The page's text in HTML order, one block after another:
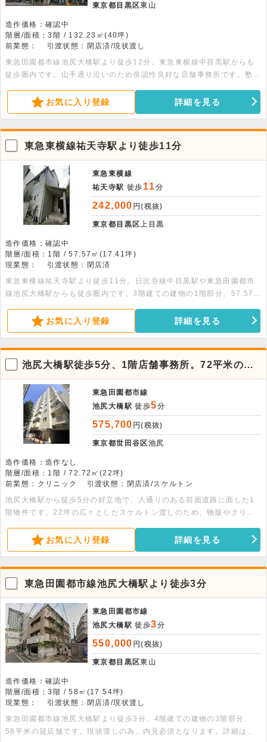
東京都目黒区東山
造作価格：確認中
階層/面積：3階 / 132.23㎡(40坪)
前業態：
引渡状態：閉店済/現状渡し
東急田園都市線池尻大橋駅より徒歩12分。東急東横線中目黒駅からも
徒歩圏内です。山手通り沿いのため視認性良好な店舗事務所です。塾・
お気に入り登録 詳細を見る
東急東横線祐天寺駅より徒歩11分
東急東横線
祐天寺駅 徒歩 11分
242,000 円(税抜)
東京都目黒区上目黒
造作価格：確認中
階層/面積：1階 / 57.57㎡(17.41坪)
現業態：
引渡状態：閉店済
東急東横線祐天寺駅より徒歩11分。日比谷線中目黒駅や東急田園都市
線池尻大橋駅からも徒歩圏内です。3階建ての建物の1階部分、57.57平
お気に入り登録 詳細を見る
池尻大橋駅徒歩5分、1階店舗事務所。72平米の
広々とした空間。
東急田園都市線
池尻大橋駅 徒歩5分
575,700 円(税抜)
東京都世田谷区池尻
造作価格：造作なし
階層/面積：1階 / 72.72㎡(22坪)
前業態：クリニック
引渡状態：閉店済/スケルトン
池尻大橋駅から徒歩5分の好立地で、人通りのある前面道路に面した1
階物件です。22坪の広々としたスケルトン渡しのため、物販やクリニ
ださい。
お気に入り登録 詳細を見る
東急田園都市線池尻大橋駅より徒歩3分
東急田園都市線
池尻大橋駅 徒歩3分
550,000 円(税抜)
東京都目黒区東山
造作価格：確認中
階層/面積：3階 / 58㎡(17.54坪)
現業態：
引渡状態：閉店済/現状渡し
東急田園都市線池尻大橋駅より徒歩3分。4階建ての建物の3階部分、
58平米の貸店舗です。現状渡しの為、内見必須となります。詳細はお